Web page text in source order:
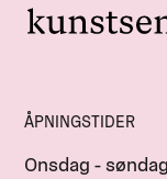
ÅPNINGSTIDER
Onsdag - søndag